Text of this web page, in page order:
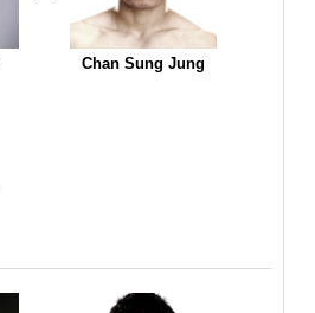
Chan Sung Jung